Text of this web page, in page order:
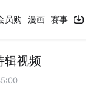
员购 漫画 赛事
辑视频